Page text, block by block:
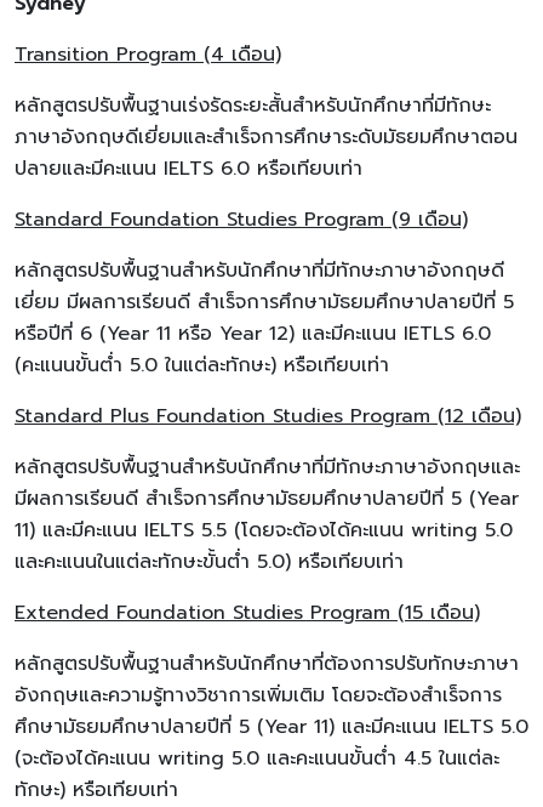
Transition Program (4 เดือน)
หลักสูตรปรับพื้นฐานเร่งรัดระยะสั้นสำหรับนักศึกษาที่มีทักษะ
ภาษาอังกฤษดีเยี่ยมและสำเร็จการศึกษาระดับมัธยมศึกษาตอน
ปลายและมีคะแนน IELTS 6.0 หรือเทียบเท่า
Standard Foundation Studies Program (9 เดือน)
หลักสูตรปรับพื้นฐานสำหรับนักศึกษาที่มีทักษะภาษาอังกฤษดี
เยี่ยม มีผลการเรียนดี สำเร็จการศึกษามัธยมศึกษาปลายปีที่ 5
หรือปีที่ 6 (Year 11 หรือ Year 12) และมีคะแนน IETLS 6.0
(คะแนนขั้นต่ำ 5.0 ในแต่ละทักษะ) หรือเทียบเท่า
Standard Plus Foundation Studies Program (12 เดือน)
หลักสูตรปรับพื้นฐานสำหรับนักศึกษาที่มีทักษะภาษาอังกฤษและ
มีผลการเรียนดี สำเร็จการศึกษามัธยมศึกษาปลายปีที่ 5 (Year
11) และมีคะแนน IELTS 5.5 (โดยจะต้องได้คะแนน writing 5.0
และคะแนนในแต่ละทักษะขั้นต่ำ 5.0) หรือเทียบเท่า
Extended Foundation Studies Program (15 เดือน)
หลักสูตรปรับพื้นฐานสำหรับนักศึกษาที่ต้องการปรับทักษะภาษา
อังกฤษและความรู้ทางวิชาการเพิ่มเติม โดยจะต้องสำเร็จการ
ศึกษามัธยมศึกษาปลายปีที่ 5 (Year 11) และมีคะแนน IELTS 5.0
(จะต้องได้คะแนน writing 5.0 และคะแนนขั้นต่ำ 4.5 ในแต่ละ
ทักษะ) หรือเทียบเท่า